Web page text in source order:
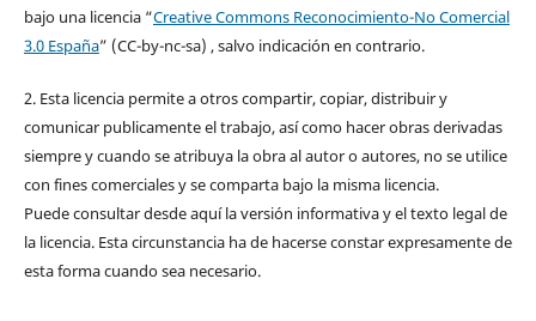
bajo una licencia “Creative Commons Reconocimiento-No Comercial
3.0 España” (CC-by-nc-sa) , salvo indicación en contrario.
2. Esta licencia permite a otros compartir, copiar, distribuir y
comunicar publicamente el trabajo, así como hacer obras derivadas
siempre y cuando se atribuya la obra al autor o autores, no se utilice
con fines comerciales y se comparta bajo la misma licencia.
Puede consultar desde aquí la versión informativa y el texto legal de
la licencia. Esta circunstancia ha de hacerse constar expresamente de
esta forma cuando sea necesario.